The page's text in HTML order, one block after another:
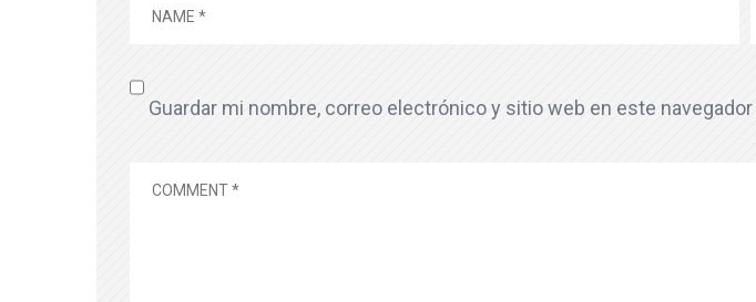
Guardar mi nombre, correo electrónico y sitio web en este